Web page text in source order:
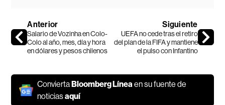
Anterior
Salario de Vozinha en Colo-
Colo al año, mes, día y hora
en dólares y pesos chilenos
Siguiente
UEFA no cede tras el retiro
del plan de la FIFA y mantiene
el pulso con Infantino
ConviertaBloomberg Líneaen su fuente de
noticiasaquí